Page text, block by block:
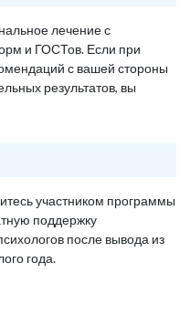
лечение с
и ГОСТов. Если при
с вашей стороны
результатов, вы
участником программы
поддержку
после вывода из
года.